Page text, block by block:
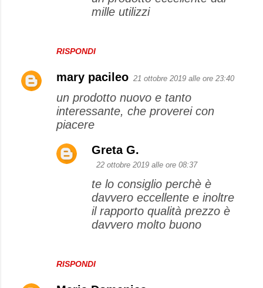
RISPONDI
mille utilizzi
mary pacileo 21 ottobre 2019 alle ore 23:40
un prodotto nuovo e tanto
interessante, che proverei con
piacere
RISPONDI
Greta G.
22 ottobre 2019 alle ore 08:37
te lo consiglio perchè è
davvero eccellente e inoltre
il rapporto qualità prezzo è
davvero molto buono